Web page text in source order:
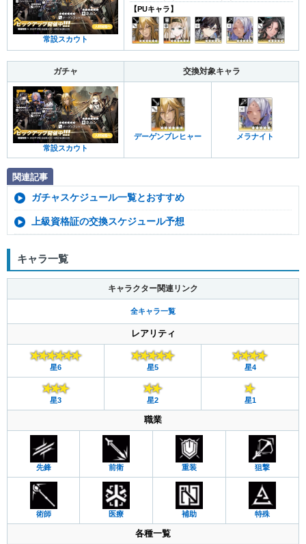
常設スカウト
【PUキャラ】
ガチャ 交換対象キャラ
常設スカウト
デーゲンブレヒャー メラナイト
関連記事
ガチャスケジュール一覧とおすすめ
上級資格証の交換スケジュール予想
キャラ一覧
キャラクター関連リンク
全キャラ一覧
レアリティ
星6 星5 星4
星3 星2 星1
職業
先鋒 前衛 重装 狙撃
術師 医療 補助 特殊
各種一覧